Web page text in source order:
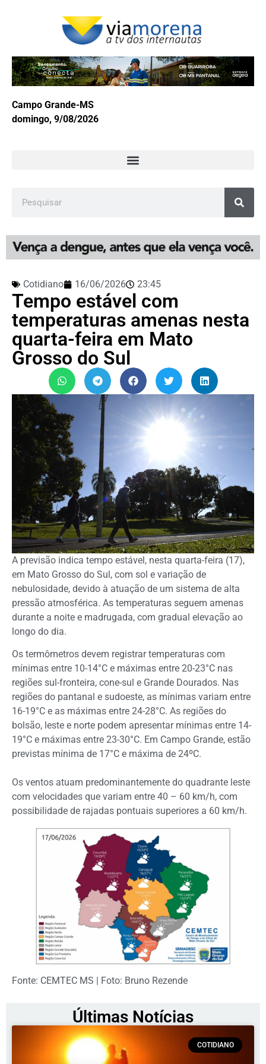
Campo Grande-MS
domingo, 9/08/2026
Cotidiano 16/06/2026 23:45
Tempo estável com
temperaturas amenas nesta
quarta-feira em Mato
Grosso do Sul
A previsão indica tempo estável, nesta quarta-feira (17),
em Mato Grosso do Sul, com sol e variação de
nebulosidade, devido à atuação de um sistema de alta
pressão atmosférica. As temperaturas seguem amenas
durante a noite e madrugada, com gradual elevação ao
longo do dia.
Os termômetros devem registrar temperaturas com
mínimas entre 10-14°C e máximas entre 20-23°C nas
regiões sul-fronteira, cone-sul e Grande Dourados. Nas
regiões do pantanal e sudoeste, as mínimas variam entre
16-19°C e as máximas entre 24-28°C. As regiões do
bolsão, leste e norte podem apresentar mínimas entre 14-
19°C e máximas entre 23-30°C. Em Campo Grande, estão
previstas mínima de 17°C e máxima de 24ºC.
Os ventos atuam predominantemente do quadrante leste
com velocidades que variam entre 40 – 60 km/h, com
possibilidade de rajadas pontuais superiores a 60 km/h.
Fonte: CEMTEC MS | Foto: Bruno Rezende
Últimas Notícias
COTIDIANO